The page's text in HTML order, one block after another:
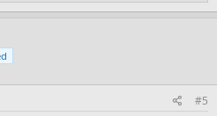
#5